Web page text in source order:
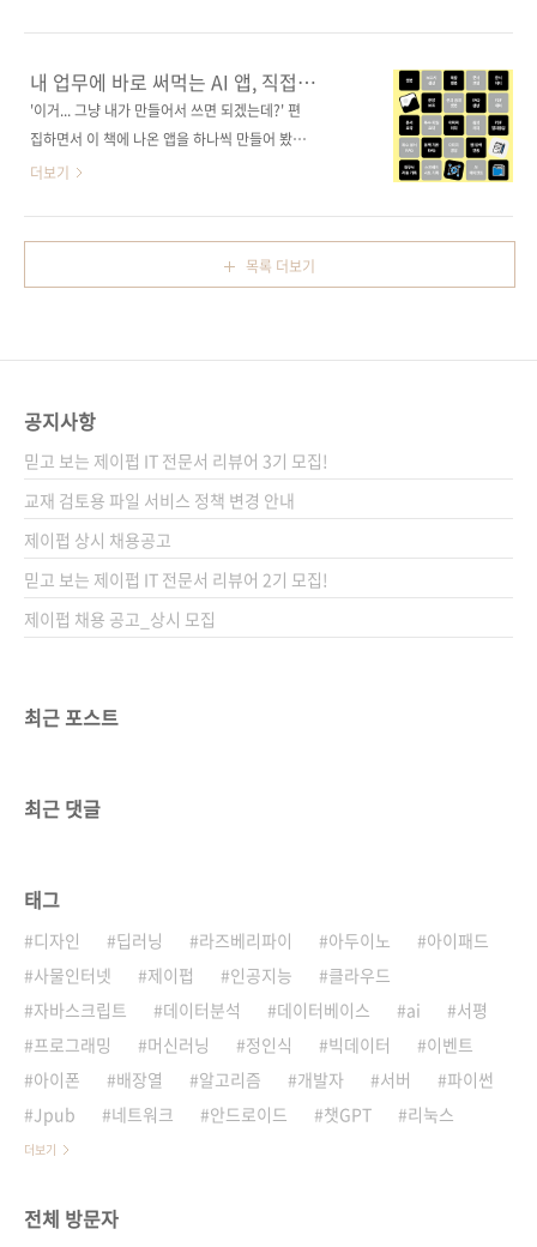
습니다. 이번에 저희가 출간한 《7일 단기 완성
욱 잘 활용할 수 있게 해주는 책으로, 해킹 입문
의 문턱을 역대급으로 낮춰줍니다. 번거로운 환
경 구축 같은 것 없이 곧바로 ‘7일 로드맵’과 함
께 실습에..
다. 무려 작년 8월 GeekNews Weekly 글을 옮
깁니다. 이제는 모든 프로젝트를 바이브 코딩으
로 처리할 수 없다는 점은 다들 체감하고 계실 겁
는 시스템일수록, 결국 설계 능력이 뒷받침돼야
하기 때문입니다. 많은 시스템은 다양한 관점에
서의 설계적 고민이 필요하고, 이를 꾸준히 학습
하지 않으면 AI가 대신 만들어 준 결과물만 쌓이
딩으로 무엇을..
내 업무에 바로 써먹는 AI 앱, 직접
만들어봤습니다
'이거... 그냥 내가 만들어서 쓰면 되겠는데?' 편
집하면서 이 책에 나온 앱을 하나씩 만들어 봤습
니다. 총 21개입니다. 처음에는 그냥 따라가는
먼저 떠올랐죠. Dify는 복잡하게 고민하지 않아
도 되고, 손을 움직이는 만큼 결과가 따라옵니다.
들기 때문에 필요한 걸 골라 쓰고, 조금씩 바꿔
보는 감각도 자연스럽게 생기고요. 《21개의 실
무 앱으로 배우는 Dify》을 통해 '나만의 앱'을
만들 수 있습니다. 누군..
더보기
목록 더보기
공지사항
믿고 보는 제이펍 IT 전문서 리뷰어 3기 모집!
교재 검토용 파일 서비스 정책 변경 안내
제이펍 상시 채용공고
믿고 보는 제이펍 IT 전문서 리뷰어 2기 모집!
제이펍 채용 공고_상시 모집
최근 포스트
최근 댓글
태그
디자인 딥러닝 라즈베리파이 아두이노
아이패드
사물인터넷
제이펍 인공지능
클라우드
자바스크립트
데이터분석 데이터베이스 ai
서평
프로그래밍
머신러닝 정인식 빅데이터
이벤트
아이폰
배장열 알고리즘 개발자 서버
파이썬
Jpub
네트워크 안드로이드 챗GPT 리눅스
더보기
전체 방문자